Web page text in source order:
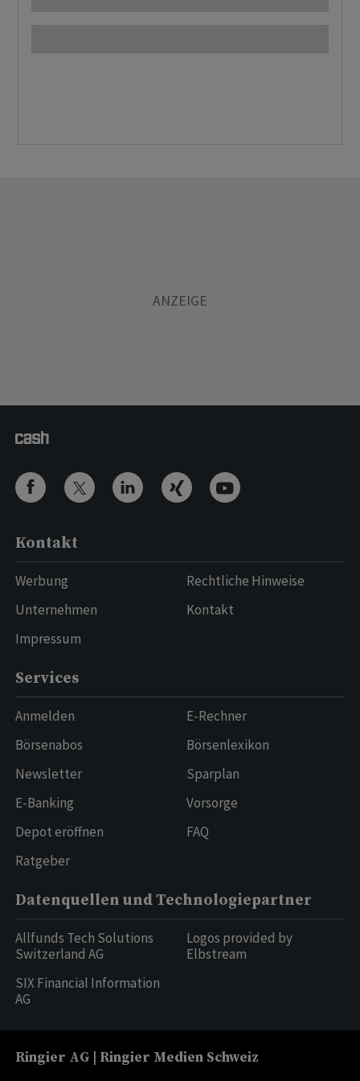
Kontakt
Werbung
Unternehmen
Impressum
Rechtliche Hinweise
Kontakt
Services
Anmelden
Börsenabos
Newsletter
E-Banking
Depot eröffnen
Ratgeber
E-Rechner
Börsenlexikon
Sparplan
Vorsorge
FAQ
Datenquellen und Technologiepartner
Allfunds Tech Solutions
Switzerland AG
SIX Financial Information
AG
Logos provided by
Elbstream
Ringier AG | Ringier Medien Schweiz